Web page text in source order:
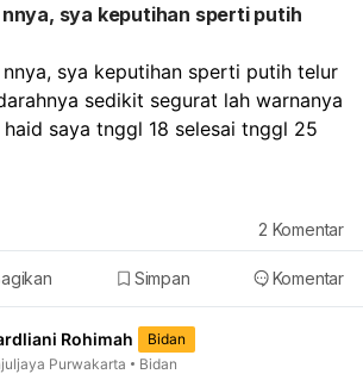
nnya, sya keputihan sperti putih
sya keputihan sperti putih telur
sedikit segurat lah warnanya
saya tnggl 18 selesai tnggl 25
Simpan Komentar
2 Komentar
Rohimah
Bidan
Purwakarta
Bidan